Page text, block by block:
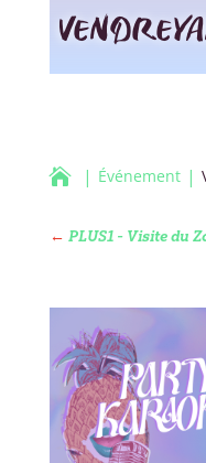
 Événement
← PLUS1 - Visite du